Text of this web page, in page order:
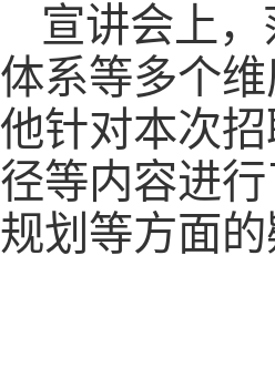
宣讲会上
体系等多个
他针对本次
径等内容进
规划等方面